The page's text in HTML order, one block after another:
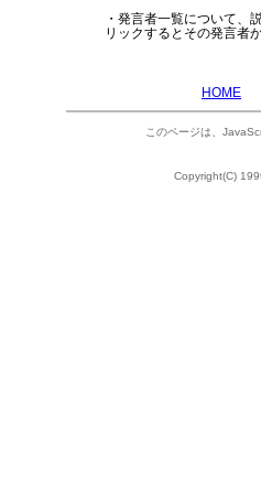
・発言者一覧について、
リックするとその発言者
HOME
このページは、
Copyright(C)